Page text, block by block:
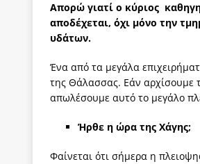
Απορώ γιατί ο κύριος
αποδέχεται, όχι μόνο την
υδάτων.
Ένα από τα μεγάλα
της Θάλασσας. Εάν αρχίσουμε
απωλέσουμε αυτό το μεγάλο
Ήρθε η ώρα της Χάγης;
Φαίνεται ότι σήμερα η